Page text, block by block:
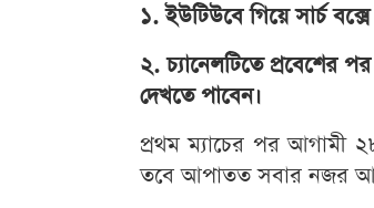
১. ইউটিউবে গিয়ে সার্চ
২. চ্যানেলটিতে প্রবেশের
দেখতে পাবেন।
প্রথম ম্যাচের পর আগামী
তবে আপাতত সবার নজর